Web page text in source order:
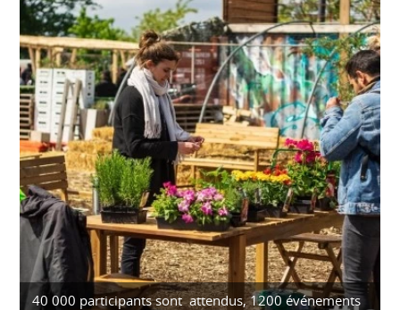
40 000 participants sont attendus, 1200 événements